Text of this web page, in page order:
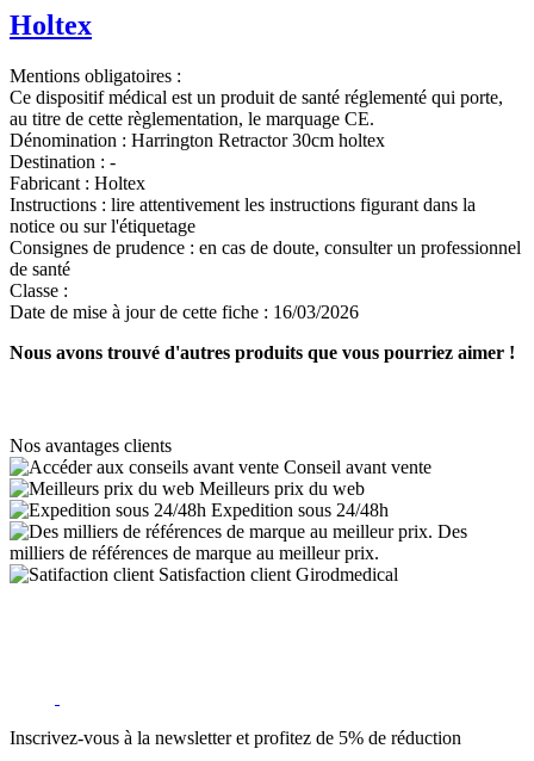
Holtex
Mentions obligatoires :
Ce dispositif médical est un produit de santé réglementé qui porte,
au titre de cette règlementation, le marquage CE.
Dénomination : Harrington Retractor 30cm holtex
Destination : -
Fabricant : Holtex
Instructions : lire attentivement les instructions figurant dans la
notice ou sur l'étiquetage
Consignes de prudence : en cas de doute, consulter un professionnel
de santé
Classe :
Date de mise à jour de cette fiche : 16/03/2026
Nous avons trouvé d'autres produits que vous pourriez aimer !
Nos avantages clients
Conseil avant vente
Meilleurs prix du web
Expedition sous 24/48h
Des
milliers de références de marque au meilleur prix.
Satisfaction client Girodmedical
Inscrivez-vous à la newsletter et profitez de 5% de réduction